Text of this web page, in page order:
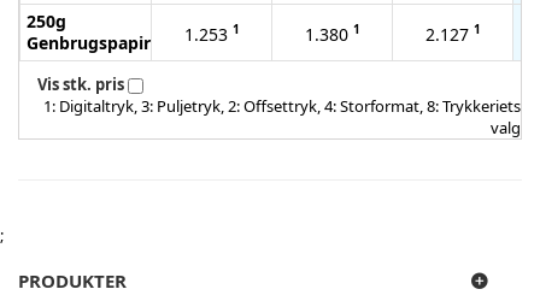
250g
Genbrugspapir
1.253 1 1.380 1 2.127 1
Vis stk. pris
1: Digitaltryk, 3: Puljetryk, 2: Offsettryk, 4: Storformat, 8: Trykkeriets
valg
;
PRODUKTER